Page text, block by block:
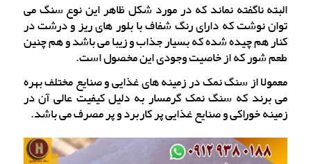
البته ناگفته نماند که در مورد شکل ظاهر این نوع سنگ می
توان نوشت که دارای رنگ شفاف با بلور های ریز و درشت در
کنار هم چیده شده که بسیار جذاب و زیبا می باشد و هم چنین
طعم شور که از خاصیت وجودی این مخصول است.
معمولا از سنگ نمک‌ در زمینه های غذایی و صنایع مختلف بهره
می برند که سنگ نمک گرمسار به دلیل کیفیت عالی آن در
زمینه خوراکی و صنایع غذایی پر کاربرد و پر مصرف می باشد.